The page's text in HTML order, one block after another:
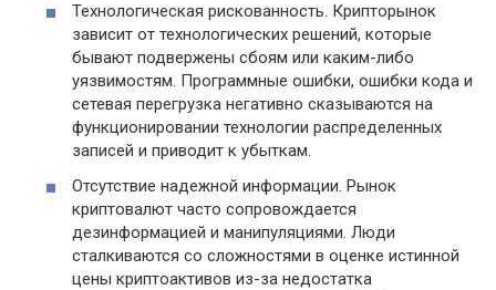
Технологическая рискованность. Крипторынок
зависит от технологических решений, которые
бывают подвержены сбоям или каким-либо
уязвимостям. Программные ошибки, ошибки кода и
сетевая перегрузка негативно сказываются на
функционировании технологии распределенных
записей и приводит к убыткам.
Отсутствие надежной информации. Рынок
криптовалют часто сопровождается
дезинформацией и манипуляциями. Люди
сталкиваются со сложностями в оценке истинной
цены криптоактивов из-за недостатка